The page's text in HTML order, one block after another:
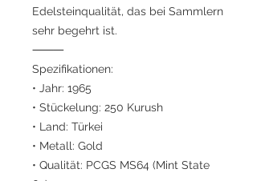
Edelsteinqualität, das bei Sammlern
sehr begehrt ist.
⸻
Spezifikationen:
• Jahr: 1965
• Stückelung: 250 Kurush
• Land: Türkei
• Metall: Gold
• Qualität: PCGS MS64 (Mint State